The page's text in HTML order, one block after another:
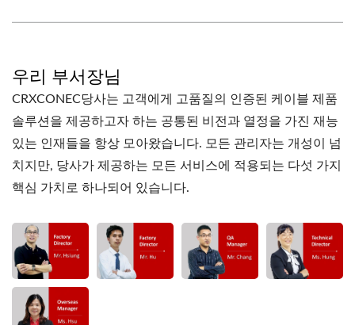
우리 부서장님
CRXCONEC당사는 고객에게 고품질의 인증된 케이블 제품
솔루션을 제공하고자 하는 공통된 비전과 열정을 가진 재능
있는 인재들을 항상 모아왔습니다. 모든 관리자는 개성이 넘
치지만, 당사가 제공하는 모든 서비스에 적용되는 다섯 가지
핵심 가치로 하나되어 있습니다.